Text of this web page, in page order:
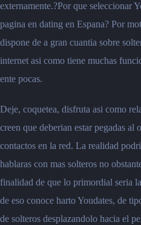
externamente.?Por que seleccionar
pagina en dating en Espana?Por
dispone de a gran cuantia sobre
internet asi como tiene muchas
ente pocas.
Deje, coquetea, disfruta asi como
creen que deberian estar pegadas
contactos en la red. La realidad
hablaras con mas solteros no
finalidad de que lo primordial seria
de eso conoce harto Youdates, de
de solteros desplazandolo hacia el